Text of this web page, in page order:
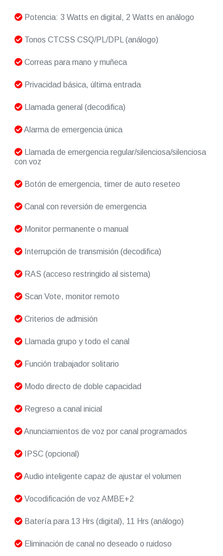
Potencia: 3 Watts en digital, 2 Watts en análogo
Tonos CTCSS CSQ/PL/DPL (análogo)
Correas para mano y muñeca
Privacidad básica, última entrada
Llamada general (decodifica)
Alarma de emergencia única
Llamada de emergencia regular/silenciosa/silenciosa
con voz
Botón de emergencia, timer de auto reseteo
Canal con reversión de emergencia
Monitor permanente o manual
Interrupción de transmisión (decodifica)
RAS (acceso restringido al sistema)
Scan Vote, monitor remoto
Criterios de admisión
Llamada grupo y todo el canal
Función trabajador solitario
Modo directo de doble capacidad
Regreso a canal inicial
Anunciamientos de voz por canal programados
IPSC (opcional)
Audio inteligente capaz de ajustar el volumen
Vocodificación de voz AMBE+2
Batería para 13 Hrs (digital), 11 Hrs (análogo)
Eliminación de canal no deseado o ruidoso